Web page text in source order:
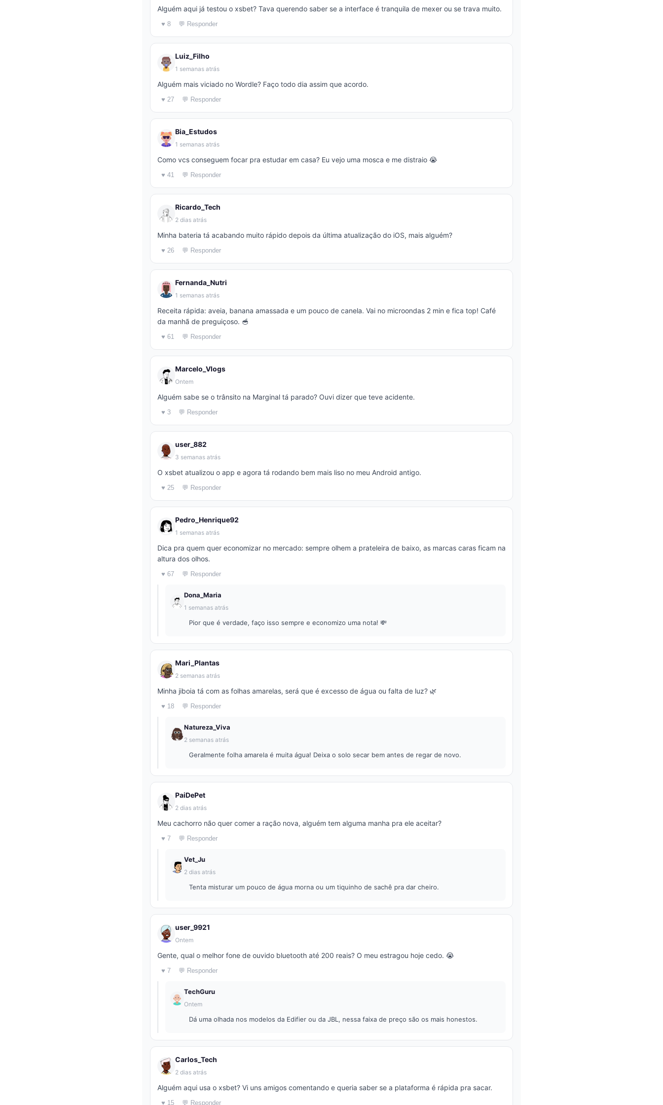
Alguém aqui já testou o xsbet? Tava querendo saber se a interface é tranquila de mexer ou se trava muito.
♥ 8 💬 Responder
Luiz_Filho
1 semanas atrás
Alguém mais viciado no Wordle? Faço todo dia assim que acordo.
♥ 27 💬 Responder
Bia_Estudos
1 semanas atrás
Como vcs conseguem focar pra estudar em casa? Eu vejo uma mosca e me distraio 😭
♥ 41 💬 Responder
Ricardo_Tech
2 dias atrás
Minha bateria tá acabando muito rápido depois da última atualização do iOS, mais alguém?
♥ 26 💬 Responder
Fernanda_Nutri
1 semanas atrás
Receita rápida: aveia, banana amassada e um pouco de canela. Vai no microondas 2 min e fica top! Café
da manhã de preguiçoso. 🥣
♥ 61 💬 Responder
Marcelo_Vlogs
Ontem
Alguém sabe se o trânsito na Marginal tá parado? Ouvi dizer que teve acidente.
♥ 3 💬 Responder
user_882
3 semanas atrás
O xsbet atualizou o app e agora tá rodando bem mais liso no meu Android antigo.
♥ 25 💬 Responder
Pedro_Henrique92
1 semanas atrás
Dica pra quem quer economizar no mercado: sempre olhem a prateleira de baixo, as marcas caras ficam na
altura dos olhos.
♥ 67 💬 Responder
Dona_Maria
1 semanas atrás
Pior que é verdade, faço isso sempre e economizo uma nota! 💸
Mari_Plantas
2 semanas atrás
Minha jiboia tá com as folhas amarelas, será que é excesso de água ou falta de luz? 🌿
♥ 18 💬 Responder
Natureza_Viva
2 semanas atrás
Geralmente folha amarela é muita água! Deixa o solo secar bem antes de regar de novo.
PaiDePet
2 dias atrás
Meu cachorro não quer comer a ração nova, alguém tem alguma manha pra ele aceitar?
♥ 7 💬 Responder
Vet_Ju
2 dias atrás
Tenta misturar um pouco de água morna ou um tiquinho de sachê pra dar cheiro.
user_9921
Ontem
Gente, qual o melhor fone de ouvido bluetooth até 200 reais? O meu estragou hoje cedo. 😭
♥ 7 💬 Responder
TechGuru
Ontem
Dá uma olhada nos modelos da Edifier ou da JBL, nessa faixa de preço são os mais honestos.
Carlos_Tech
2 dias atrás
Alguém aqui usa o xsbet? Vi uns amigos comentando e queria saber se a plataforma é rápida pra sacar.
♥ 15 💬 Responder